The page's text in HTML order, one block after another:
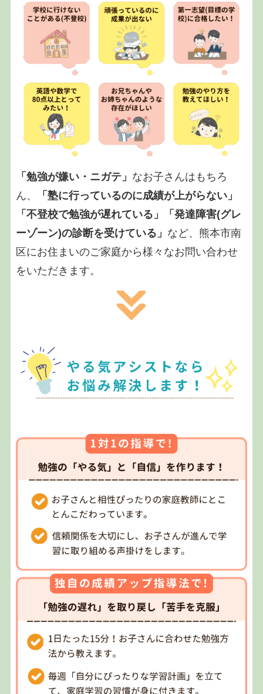
「勉強が嫌い・ニガテ」 なお子さんはもちろ
ん、
「塾に行っているのに成績が上がらない」
「不登校で勉強が遅れている」「発達障害(グレ
ーゾーン)の診断を受けている」 など、熊本市南
区にお住まいのご家庭から様々なお問い合わせ
をいただきます。